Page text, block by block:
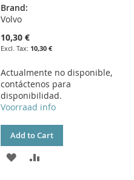
Brand:
Volvo
10,30 €
10,30 €
Actualmente no disponible,
contáctenos para
disponibilidad.
Voorraad info
Add to Cart
ADD